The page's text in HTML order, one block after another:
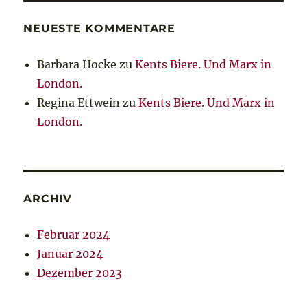
NEUESTE KOMMENTARE
Barbara Hocke zuKents Biere. Und Marx in
London.
Regina Ettwein zuKents Biere. Und Marx in
London.
ARCHIV
Februar 2024
Januar 2024
Dezember 2023